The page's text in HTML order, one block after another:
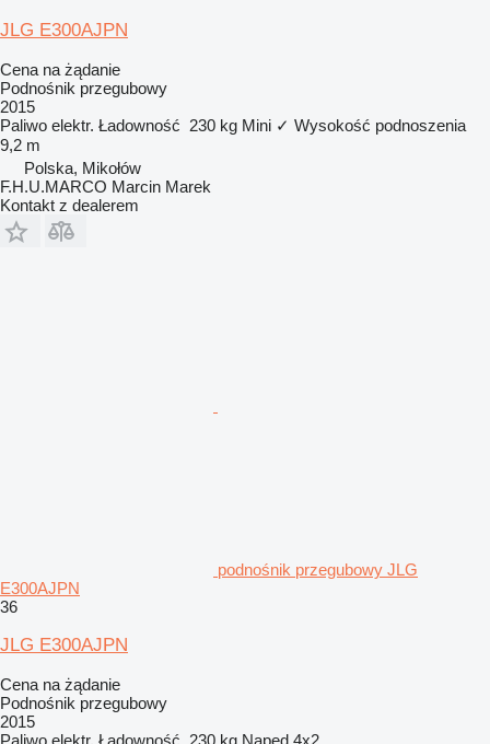
JLG E300AJPN
Cena na żądanie
Podnośnik przegubowy
2015
Paliwo elektr. Ładowność 230 kg Mini ✓ Wysokość podnoszenia
9,2 m
Polska, Mikołów
F.H.U.MARCO Marcin Marek
Kontakt z dealerem
podnośnik przegubowy JLG
E300AJPN
36
JLG E300AJPN
Cena na żądanie
Podnośnik przegubowy
2015
Paliwo elektr. Ładowność 230 kg Napęd 4x2